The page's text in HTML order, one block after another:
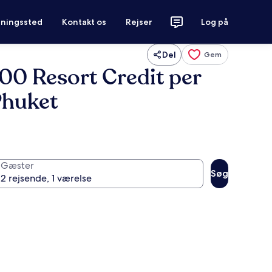
Kontakt os Rejser Log på
Del Gem
Resort Credit per
Gæster
Søg